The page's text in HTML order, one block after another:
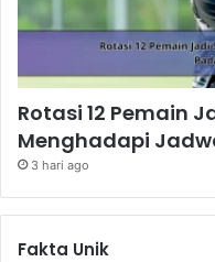
Rotasi 12 Pemain
Menghadapi
3 hari ago
Fakta Unik